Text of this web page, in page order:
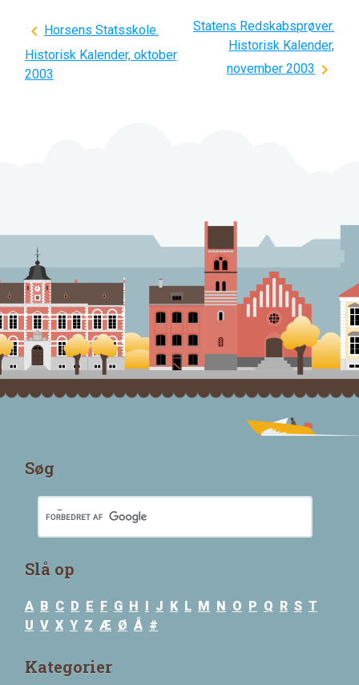
Indlægsnavigation
Horsens Statsskole.
Historisk Kalender, oktober
2003
Statens Redskabsprøver.
Historisk Kalender,
november 2003
Søg
Slå op
A B C D E F G H I J K L M N O P Q R S T
U V X Y Z Æ Ø Å #
Kategorier